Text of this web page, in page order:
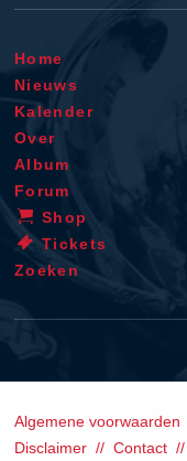
Home
Nieuws
Kalender
Over
Album
Forum
Shop
Tickets
Zoeken
Algemene voorwaarden
Disclaimer
Contact